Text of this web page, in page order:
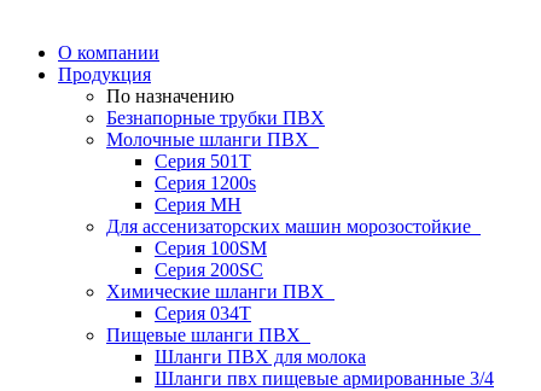
О компании
Продукция
По назначению
Безнапорные трубки ПВХ
Молочные шланги ПВХ
Серия 501T
Серия 1200s
Серия МН
Для ассенизаторских машин морозостойкие
Серия 100SM
Серия 200SС
Химические шланги ПВХ
Серия 034Т
Пищевые шланги ПВХ
Шланги ПВХ для молока
Шланги пвх пищевые армированные 3/4